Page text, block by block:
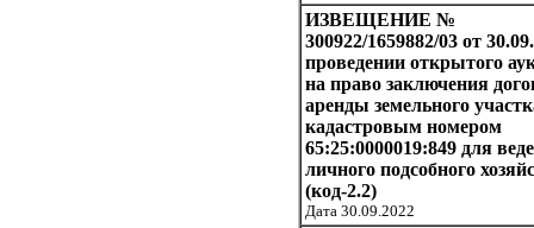
ИЗВЕЩЕНИЕ №
300922/1659882/03 от
проведении открытого
на право заключения
аренды земельного
кадастровым номером
65:25:0000019:849 для
личного подсобного
(код-2.2)
Дата 30.09.2022